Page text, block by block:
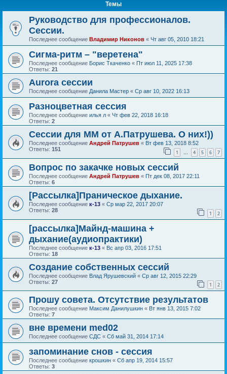
Темы
Руководство для профессионалов.
Сессии.
Последнее сообщение Владимир Никонов « Чт авг 05, 2010 18:21
Сигма-ритм – "веретена"
Последнее сообщение Борис Ткаченко « Пт июл 11, 2025 17:38
Ответы: 21
Aurora сессии
Последнее сообщение Данила Мастер « Ср авг 10, 2022 16:13
Разноцветная сессия
Последнее сообщение илья л « Чт фев 22, 2018 16:18
Ответы: 2
Сессии для ММ от А.Патрушева. О них!))
Последнее сообщение Андрей Патрушев « Вт фев 13, 2018 8:52
Ответы: 151 1 … 4 5 6 7
Вопрос по закачке новых сессий
Последнее сообщение Андрей Патрушев « Пт дек 08, 2017 22:11
Ответы: 6
[Рассылка]Праническое дыхание.
Последнее сообщение к-13 « Ср мар 22, 2017 20:07
Ответы: 28 1 2
[рассылка]Майнд-машина +
дыхание(аудиопрактики)
Последнее сообщение к-13 « Вс апр 03, 2016 17:51
Ответы: 18
Создание собственных сессий
Последнее сообщение Влад Ярушевский « Ср авг 12, 2015 22:29
Ответы: 27 1 2
Прошу совета. Отсутствие результатов
Последнее сообщение Максим Данилушкин « Вт янв 13, 2015 7:02
Ответы: 7
вне времени med02
Последнее сообщение СДС « Сб май 31, 2014 17:14
запоминание снов - сессия
Последнее сообщение крошкин « Сб апр 19, 2014 15:57
Ответы: 3